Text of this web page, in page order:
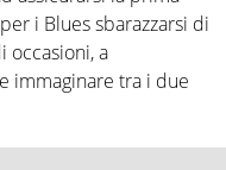
i Blues sbarazzarsi di
occasioni, a
immaginare tra i due